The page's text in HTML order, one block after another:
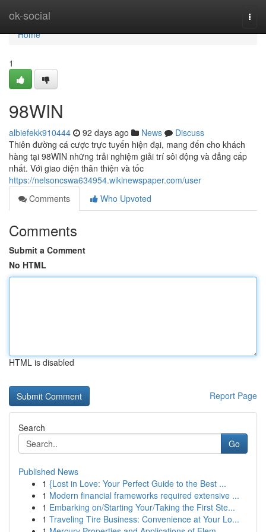
ok-social
Home
Home
1
98WIN
albiefekk910444 92 days ago News
Discuss
Thiên đường cá cược trực tuyến hiện đại, mang đến cho khách
hàng tại 98WIN những trải nghiệm giải trí sôi động và đẳng cấp
nhất. Với giao diện thân thiện và tốc
https://nelsoncswa634954.wikinewspaper.com/user
Comments
Who Upvoted
Comments
Submit a Comment
No HTML
HTML is disabled
Report Page
Search
Go
Published News
1 {Lost in Love: Your Perfect Guide to the Best ...
1 Modern financial frameworks required extensive ...
1 Embarking on/Starting Your/Taking the First Ste...
1 Traveling Tire Business: Convenience at Your Lo...